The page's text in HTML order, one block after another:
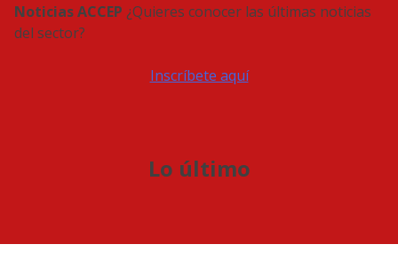
Noticias ACCEP ¿Quieres conocer las últimas noticias
del sector?
Inscríbete aquí
Lo último